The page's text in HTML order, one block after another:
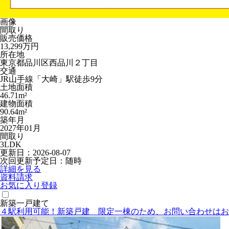
画像
間取り
販売価格
13,299万円
所在地
東京都品川区西品川２丁目
交通
JR山手線「大崎」駅徒歩9分
土地面積
46.71m²
建物面積
90.64m²
築年月
2027年01月
間取り
3LDK
更新日：2026-08-07
次回更新予定日：随時
詳細を見る
資料請求
お気に入り登録
新築一戸建て
４駅利用可能！新築戸建 限定一棟のため、お問い合わせは